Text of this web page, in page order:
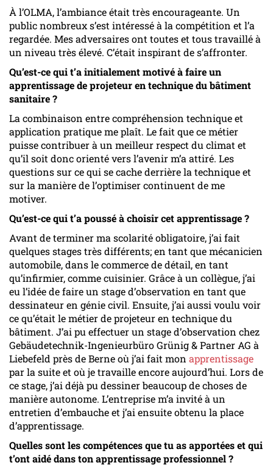
À l’OLMA, l’ambiance était très encourageante. Un
public nombreux s’est intéressé à la compétition et l’a
regardée. Mes adversaires ont toutes et tous travaillé à
un niveau très élevé. C’était inspirant de s’affronter.
Qu’est-ce qui t’a initialement motivé à faire un
apprentissage de projeteur en technique du bâtiment
sanitaire ?
La combinaison entre compréhension technique et
application pratique me plaît. Le fait que ce métier
puisse contribuer à un meilleur respect du climat et
qu’il soit donc orienté vers l’avenir m’a attiré. Les
questions sur ce qui se cache derrière la technique et
sur la manière de l’optimiser continuent de me
motiver.
Qu’est-ce qui t’a poussé à choisir cet apprentissage ?
Avant de terminer ma scolarité obligatoire, j’ai fait
quelques stages très différents; en tant que mécanicien
automobile, dans le commerce de détail, en tant
qu’infirmier, comme cuisinier. Grâce à un collègue, j’ai
eu l’idée de faire un stage d’observation en tant que
dessinateur en génie civil. Ensuite, j’ai aussi voulu voir
ce qu’était le métier de projeteur en technique du
bâtiment. J’ai pu effectuer un stage d’observation chez
Gebäudetechnik-Ingenieurbüro Grünig & Partner AG à
Liebefeld près de Berne où j’ai fait mon apprentissage
par la suite et où je travaille encore aujourd’hui. Lors de
ce stage, j’ai déjà pu dessiner beaucoup de choses de
manière autonome. L’entreprise m’a invité à un
entretien d’embauche et j’ai ensuite obtenu la place
d’apprentissage.
Quelles sont les compétences que tu as apportées et qui
t’ont aidé dans ton apprentissage professionnel ?